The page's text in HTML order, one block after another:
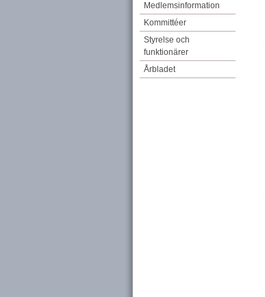
Medlemsinformation
Kommittéer
Styrelse och
funktionärer
Årbladet